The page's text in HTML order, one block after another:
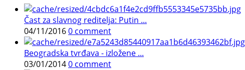
Čast za slavnog reditelja: Putin ...
04/11/20160 comment
Beogradska tvrđava - izložene ...
03/01/20140 comment